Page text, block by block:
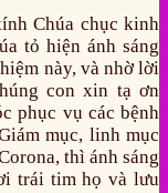
Chúa chục kinh
tỏ hiện ánh sáng
này, và nhờ lời
con xin tạ ơn
phục vụ các bệnh
mục, linh mục
thì ánh sáng
trái tim họ và lưu